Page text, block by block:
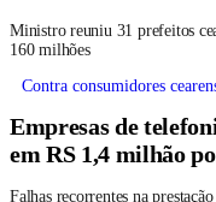
Ministro reuniu 31 prefeitos
160 milhões
Contra consumidores
Empresas de
em RS 1,4 milhão
Falhas recorrentes na